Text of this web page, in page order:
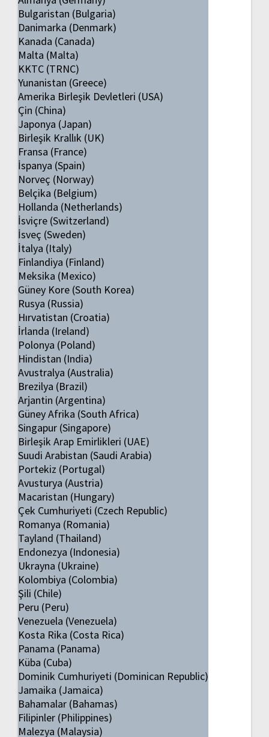
Bulgaristan (Bulgaria)
Danimarka (Denmark)
Kanada (Canada)
Malta (Malta)
KKTC (TRNC)
Yunanistan (Greece)
Amerika Birleşik Devletleri (USA)
Çin (China)
Japonya (Japan)
Birleşik Krallık (UK)
Fransa (France)
İspanya (Spain)
Norveç (Norway)
Belçika (Belgium)
Hollanda (Netherlands)
İsviçre (Switzerland)
İsveç (Sweden)
İtalya (Italy)
Finlandiya (Finland)
Meksika (Mexico)
Güney Kore (South Korea)
Rusya (Russia)
Hırvatistan (Croatia)
İrlanda (Ireland)
Polonya (Poland)
Hindistan (India)
Avustralya (Australia)
Brezilya (Brazil)
Arjantin (Argentina)
Güney Afrika (South Africa)
Singapur (Singapore)
Birleşik Arap Emirlikleri (UAE)
Suudi Arabistan (Saudi Arabia)
Portekiz (Portugal)
Avusturya (Austria)
Macaristan (Hungary)
Çek Cumhuriyeti (Czech Republic)
Romanya (Romania)
Tayland (Thailand)
Endonezya (Indonesia)
Ukrayna (Ukraine)
Kolombiya (Colombia)
Şili (Chile)
Peru (Peru)
Venezuela (Venezuela)
Kosta Rika (Costa Rica)
Panama (Panama)
Küba (Cuba)
Dominik Cumhuriyeti (Dominican Republic)
Jamaika (Jamaica)
Bahamalar (Bahamas)
Filipinler (Philippines)
Malezya (Malaysia)